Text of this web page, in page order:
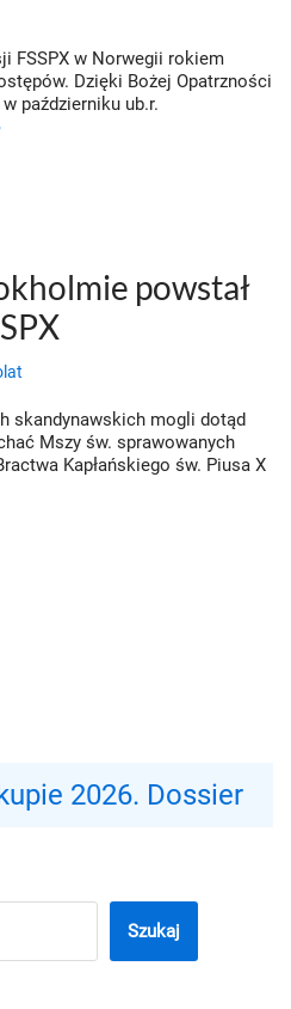
FSSPX w Norwegii rokiem
Dzięki Bożej Opatrzności
październiku ub.r.
powstał
skandynawskich mogli dotąd
Mszy św. sprawowanych
Kapłańskiego św. Piusa X
2026. Dossier
Szukaj